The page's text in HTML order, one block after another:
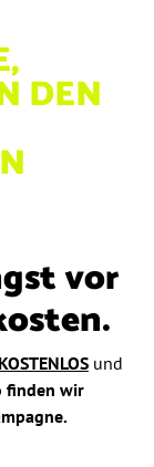
DEN
vor
KOSTENLOSund
finden wir